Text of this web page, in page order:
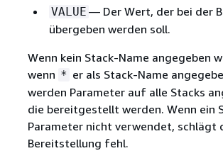
VALUE — Der Wert, der bei der
übergeben werden soll.
Wenn kein Stack-Name angegeben
wenn * er als Stack-Name
werden Parameter auf alle Stacks
die bereitgestellt werden. Wenn ein
Parameter nicht verwendet, schlägt
Bereitstellung fehl.